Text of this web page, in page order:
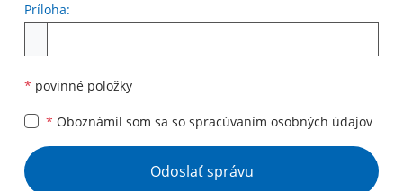
Príloha:
* povinné položky
* Oboznámil som sa so spracúvaním osobných údajov
Google reCaptcha Response
Odoslať správu